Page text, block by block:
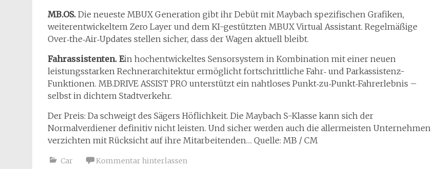
MB.OS. Die neueste MBUX Generation gibt ihr Debüt mit Maybach spezifischen Grafiken,
weiterentwickeltem Zero Layer und dem KI-gestützten MBUX Virtual Assistant. Regelmäßige
Over‑the‑Air‑Updates stellen sicher, dass der Wagen aktuell bleibt.
Fahrassistenten. Ein hochentwickeltes Sensorsystem in Kombination mit einer neuen
leistungsstarken Rechnerarchitektur ermöglicht fortschrittliche Fahr‑ und Parkassistenz-
Funktionen. MB.DRIVE ASSIST PRO unterstützt ein nahtloses Punkt‑zu‑Punkt‑Fahrerlebnis –
selbst in dichtem Stadtverkehr.
Der Preis: Da schweigt des Sägers Höflichkeit. Die Maybach S-Klasse kann sich der
Normalverdiener definitiv nicht leisten. Und sicher werden auch die allermeisten Unternehmen
verzichten mit Rücksicht auf ihre Mitarbeitenden… Quelle: MB / CM
Car Kommentar hinterlassen